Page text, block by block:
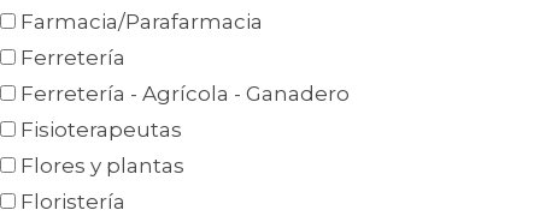
Farmacia/Parafarmacia
Ferretería
Ferretería - Agrícola - Ganadero
Fisioterapeutas
Flores y plantas
Floristería